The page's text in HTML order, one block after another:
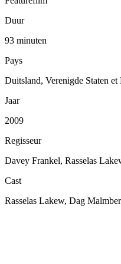
Duur
93 minuten
Pays
Duitsland, Verenigde Staten et
Jaar
2009
Regisseur
Davey Frankel, Rasselas
Cast
Rasselas Lakew, Dag